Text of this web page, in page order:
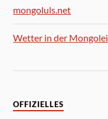
mongoluls.net
Wetter in der Mongolei
OFFIZIELLES